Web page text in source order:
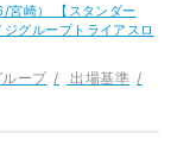
宮崎） 【スタンダー
グループトライアスロ
ープ
出場基準